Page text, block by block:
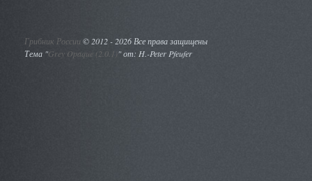
Грибник России ©2012 - 2026 Все права защищены
Тема "Grey Opaque (2.0.1)" от: H.-Peter Pfeufer